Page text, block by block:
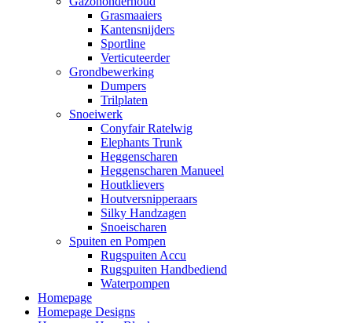
Grasmaaiers
Kantensnijders
Sportline
Verticuteerder
Grondbewerking
Dumpers
Trilplaten
Snoeiwerk
Conyfair Ratelwig
Elephants Trunk
Heggenscharen
Heggenscharen Manueel
Houtklievers
Houtversnipperaars
Silky Handzagen
Snoeischaren
Spuiten en Pompen
Rugspuiten Accu
Rugspuiten Handbediend
Waterpompen
Homepage
Homepage Designs